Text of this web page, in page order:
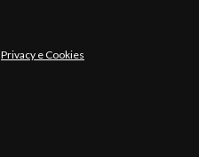
Privacy e Cookies